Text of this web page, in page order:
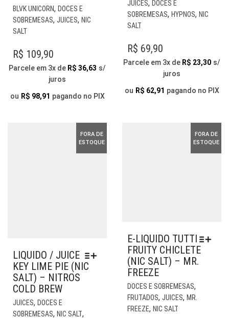
BLVK UNICORN, DOCES E
SOBREMESAS, JUICES, NIC
SALT
PRODUTO
VARIANTES.
OPÇÕES
SER
DO
PRODUTO
R$ 109,90
Parcele em 3x de R$ 36,63 s/
juros
ou R$ 98,91 pagando no PIX
JUICES, DOCES E
SOBREMESAS, HYPNOS, NIC
SALT
SER
DO
R$ 69,90
Parcele em 3x de R$ 23,30 s/
juros
ou R$ 62,91 pagando no PIX
FORA DE
ESTOQUE
LIQUIDO / JUICE
KEY LIME PIE (NIC
SALT) – NITROS
COLD BREW
JUICES, DOCES E
SOBREMESAS, NIC SALT,
PRODUTO
FORA DE
ESTOQUE
E-LIQUIDO TUTTI
FRUITY CHICLETE
(NIC SALT) – MR.
FREEZE
DOCES E SOBREMESAS,
FRUTADOS, JUICES, MR.
FREEZE, NIC SALT